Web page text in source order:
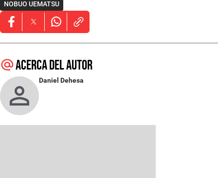
NOBUO UEMATSU
Opens in new window
Opens in new window
Opens in new window
Acerca del autor
Daniel Dehesa